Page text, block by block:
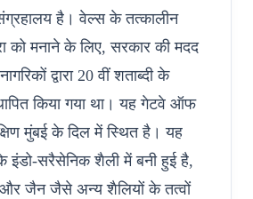
है। वेल्स के तत्कालीन
को मनाने के लिए, सरकार की मदद
द्वारा 20 वीं शताब्दी के
किया गया था। यह गेटवे ऑफ
मुंबई के दिल में स्थित है। यह
इंडो-सरैसेनिक शैली में बनी हुई है,
और जैन जैसे अन्य शैलियों के तत्वों